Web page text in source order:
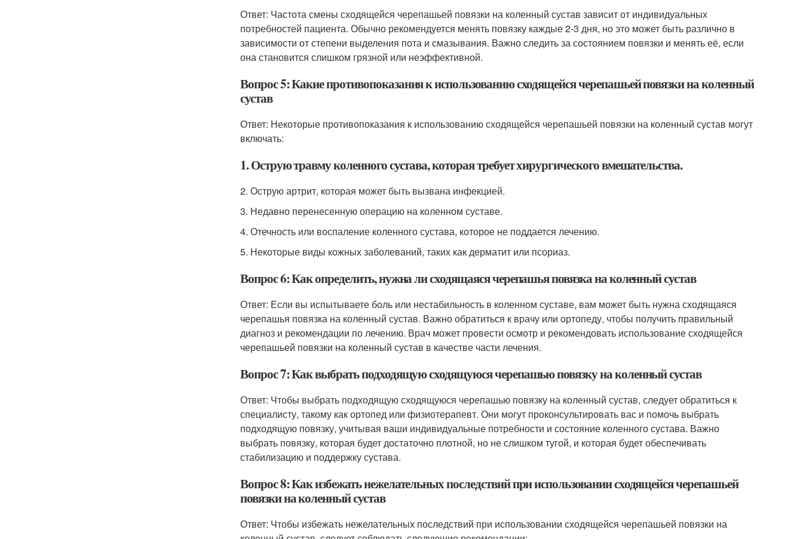
Ответ: Частота смены сходящейся черепашьей повязки на коленный сустав зависит от индивидуальных
потребностей пациента. Обычно рекомендуется менять повязку каждые 2-3 дня, но это может быть различно в
зависимости от степени выделения пота и смазывания. Важно следить за состоянием повязки и менять её, если
она становится слишком грязной или неэффективной.
Вопрос 5: Какие противопоказания к использованию сходящейся черепашьей повязки на коленный
сустав
Ответ: Некоторые противопоказания к использованию сходящейся черепашьей повязки на коленный сустав могут
включать:
1. Острую травму коленного сустава, которая требует хирургического вмешательства.
2. Острую артрит, которая может быть вызвана инфекцией.
3. Недавно перенесенную операцию на коленном суставе.
4. Отечность или воспаление коленного сустава, которое не поддается лечению.
5. Некоторые виды кожных заболеваний, таких как дерматит или псориаз.
Вопрос 6: Как определить, нужна ли сходящаяся черепашья повязка на коленный сустав
Ответ: Если вы испытываете боль или нестабильность в коленном суставе, вам может быть нужна сходящаяся
черепашья повязка на коленный сустав. Важно обратиться к врачу или ортопеду, чтобы получить правильный
диагноз и рекомендации по лечению. Врач может провести осмотр и рекомендовать использование сходящейся
черепашьей повязки на коленный сустав в качестве части лечения.
Вопрос 7: Как выбрать подходящую сходящуюся черепашью повязку на коленный сустав
Ответ: Чтобы выбрать подходящую сходящуюся черепашью повязку на коленный сустав, следует обратиться к
специалисту, такому как ортопед или физиотерапевт. Они могут проконсультировать вас и помочь выбрать
подходящую повязку, учитывая ваши индивидуальные потребности и состояние коленного сустава. Важно
выбрать повязку, которая будет достаточно плотной, но не слишком тугой, и которая будет обеспечивать
стабилизацию и поддержку сустава.
Вопрос 8: Как избежать нежелательных последствий при использовании сходящейся черепашьей
повязки на коленный сустав
Ответ: Чтобы избежать нежелательных последствий при использовании сходящейся черепашьей повязки на